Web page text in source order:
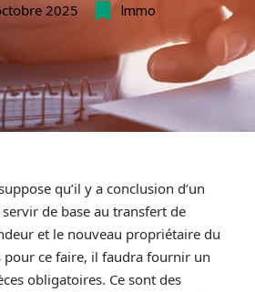
2025 Immo
qu’il y a conclusion d’un
de base au transfert de
et le nouveau propriétaire du
ce faire, il faudra fournir un
obligatoires. Ce sont des